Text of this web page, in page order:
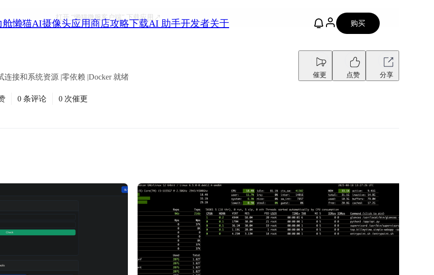
舱懒猫AI摄像头应用商店攻略下载AI 助手开发者关于 购买
打开 “懒猫微服客户端”下载应用
连接和系统资源 |零依赖 |Docker 就绪 催更 点赞 分享
0 条评论 0 次催更